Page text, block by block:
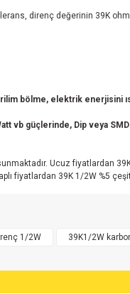
direnç değerinin 39K
bölme, elektrik enerjisini
vb güçlerinde, Dip veya
Ucuz fiyatlardan
fiyatlardan 39K 1/2W %5
1/2W 39K1/2W